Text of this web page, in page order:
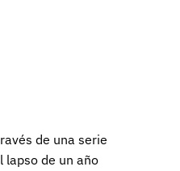
de una serie
lapso de un año